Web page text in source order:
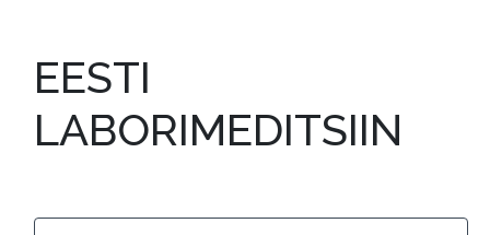
EESTI
LABORIMEDITSIIN